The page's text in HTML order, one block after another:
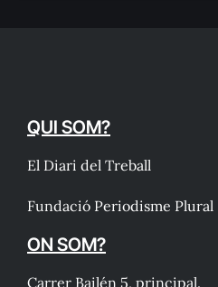
QUI SOM?
El Diari del Treball
Fundació Periodisme Plural
ON SOM?
Carrer Bailén 5, principal.